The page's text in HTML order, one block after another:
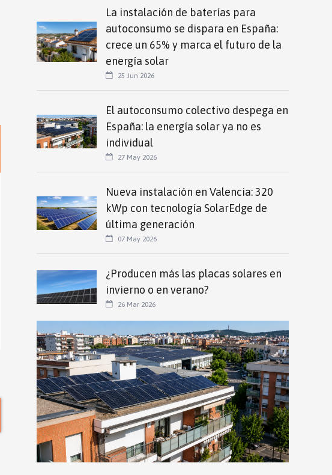
La instalación de baterías para
autoconsumo se dispara en España:
crece un 65% y marca el futuro de la
energía solar
25 Jun 2026
El autoconsumo colectivo despega en
España: la energía solar ya no es
individual
27 May 2026
Nueva instalación en Valencia: 320
kWp con tecnología SolarEdge de
última generación
07 May 2026
¿Producen más las placas solares en
invierno o en verano?
26 Mar 2026